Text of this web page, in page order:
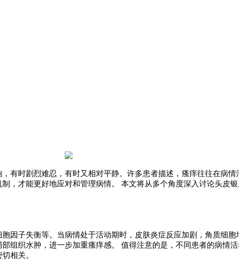
有时剧烈难忍，有时又相对平静。许多患者描述，瘙痒往往在病
，才能更好地应对和管理病情。 本文将从多个角度深入讨论头皮
因子失衡等。当病情处于活动期时，皮肤炎症反应加剧，角质细
组织水肿，进一步加重瘙痒感。 值得注意的是，不同患者的病情
相关。